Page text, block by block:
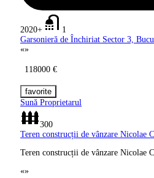
2020+
1
Garsonieră de Închiriat Sector 3,
«»
118000 €
Sună Proprietarul
300
Teren construcții de vânzare Nicolae
Teren construcții de vânzare Nicolae
«»